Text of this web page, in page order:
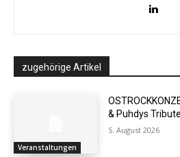
zugehörige Artikel
Veranstaltungen
& Puhdys Tribute
5. August 2026